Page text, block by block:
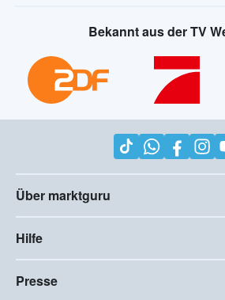
Bekannt aus der TV
Über marktguru
Hilfe
Presse